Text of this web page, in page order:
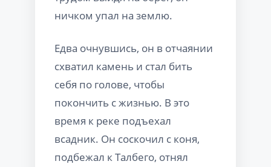
ничком упал на землю.
Едва очнувшись, он в отчаянии
схватил камень и стал бить
себя по голове, чтобы
покончить с жизнью. В это
время к реке подъехал
всадник. Он соскочил с коня,
подбежал к Талбего, отнял